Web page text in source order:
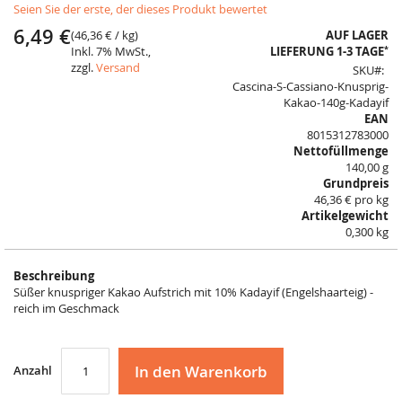
to
the
beginning
Seien Sie der erste, der dieses Produkt bewertet
6,49 €(46,36 €/ kg)
Inkl. 7% MwSt.,
zzgl.Versand
AUF LAGER
LIEFERUNG 1-3 TAGE*
SKU
Cascina-S-Cassiano-Knusprig-
Kakao-140g-Kadayif
EAN
8015312783000
Nettofüllmenge
140,00 g
Grundpreis
46,36 € pro kg
Artikelgewicht
0,300 kg
Beschreibung
Süßer knuspriger Kakao Aufstrich mit 10% Kadayif (Engelshaarteig) -
reich im Geschmack
Anzahl In den Warenkorb